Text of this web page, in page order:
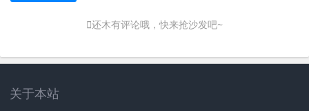
还木有评论哦，快来抢沙发吧~
关于本站